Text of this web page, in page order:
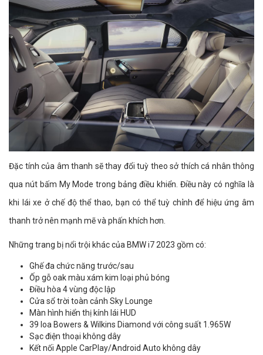
Đặc tính của âm thanh sẽ thay đổi tuỳ theo sở thích cá nhân thông
qua nút bấm My Mode trong bảng điều khiển. Điều này có nghĩa là
khi lái xe ở chế độ thể thao, bạn có thể tuỳ chỉnh để hiệu ứng âm
thanh trở nên mạnh mẽ và phấn khích hơn.
Những trang bị nổi trội khác của BMW i7 2023 gồm có:
Ghế đa chức năng trước/sau
Ốp gỗ oak màu xám kim loại phủ bóng
Điều hòa 4 vùng độc lập
Cửa sổ trời toàn cảnh Sky Lounge
Màn hình hiển thị kính lái HUD
39 loa Bowers & Wilkins Diamond với công suất 1.965W
Sạc điện thoại không dây
Kết nối Apple CarPlay/Android Auto không dây